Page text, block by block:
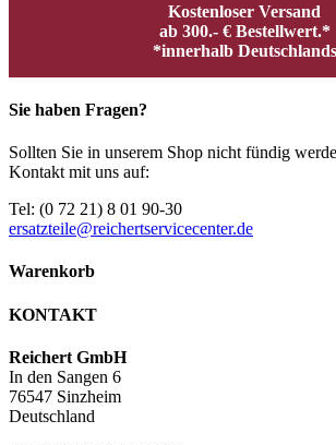
Kostenloser Versand
ab 300.- € Bestellwert.*
*innerhalb Deutschlands
Sie haben Fragen?
Sollten Sie in unserem Shop nicht fündig
Kontakt mit uns auf:
Tel: (0 72 21) 8 01 90-30
ersatzteile@reichertservicecenter.de
Warenkorb
KONTAKT
Reichert GmbH
In den Sangen 6
76547 Sinzheim
Deutschland